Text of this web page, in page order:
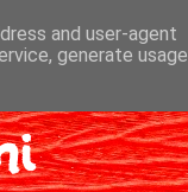
and user-agent
generate usage